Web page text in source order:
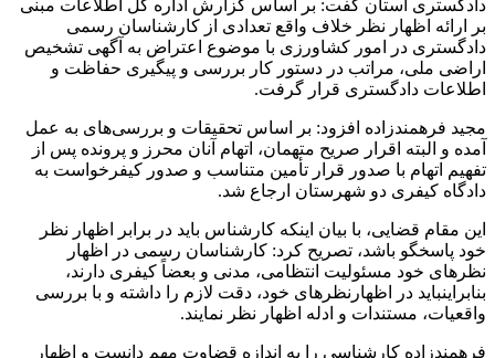
دادگستری استان گفت: بر اساس گزارش اداره کل اطلاعات مبنی
بر ارائه اظهار نظر خلاف واقع تعدادی از کارشناسان رسمی
دادگستری در امور کشاورزی با موضوع اعتراض به آگهی تشخیص
اراضی ملی، مراتب در دستور کار بررسی و پیگیری حفاظت و
اطلاعات دادگستری قرار گرفت.
مجید فرهمندزاده افزود: بر اساس تحقیقات و بررسی‌های به عمل
آمده و البته اقرار صریح متهمان، اتهام آنان محرز و پرونده پس از
تفهیم اتهام با صدور قرار تأمین متناسب و صدور کیفرخواست به
دادگاه کیفری دو شهرستان ارجاع شد.
این مقام قضایی، با بیان اینکه کارشناس باید در برابر اظهار نظر
خود پاسخگو باشد، تصریح کرد: کارشناسان رسمی در اظهار
نظر‌های خود مسئولیت انتظامی، مدنی و بعضاً کیفری دارند،
بنابراینباید در اظهارنظر‌های خود، دقت لازم را داشته و با بررسی
واقعیات، مستندات و ادله اظهار نظر نمایند.
فرهمندزاده کارشناسی را به اندازه قضاوت مهم دانست و اظهار